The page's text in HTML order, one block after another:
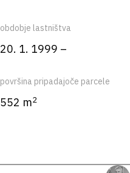
obdobje lastništva
20. 1. 1999 –
površina pripadajoče parcele
552 m2